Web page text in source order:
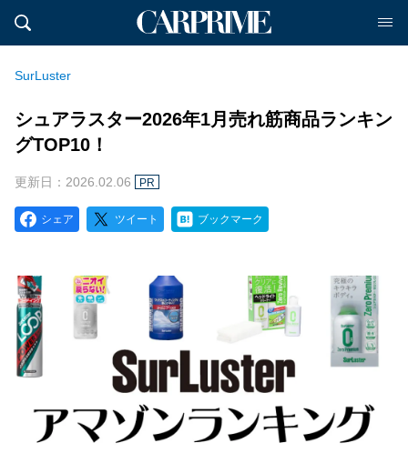
SurLuster
シュアラスター2026年1月売れ筋商品ランキン
グTOP10！
更新日：2026.02.06 PR
シェア ツイート ブックマーク